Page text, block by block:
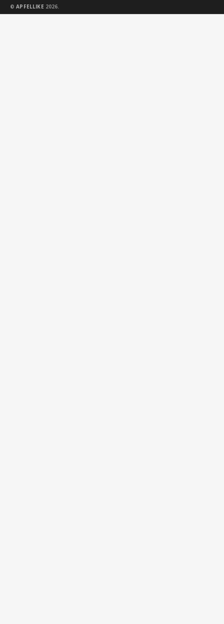
©APFELLIKE 2026.